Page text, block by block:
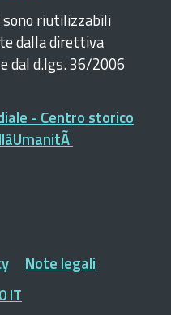
riutilizzabili
dalla direttiva
dal d.lgs. 36/2006
- Centro storico
Note legali
IT